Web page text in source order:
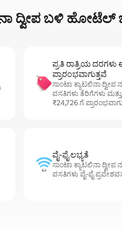
ದ್ವೀಪ ಬಳಿ ಹೋಟೆಲ್
ಪ್ರತಿ ರಾತ್ರಿಯ
ಪ್ರಾರಂಭವಾಗುತ್ತವೆ
ಸಾಂಟಾ ಕ್ಯಾಟಲಿನಾ
ವಸತಿಗಳು ತೆರಿಗೆಗಳು ಮತ್ತು
₹24,726 ಗೆ
ವೈ-ಫೈ ಲಭ್ಯತೆ
ಸಾಂಟಾ ಕ್ಯಾಟಲಿನಾ
ವಸತಿಗಳು ವೈ-ಫೈ